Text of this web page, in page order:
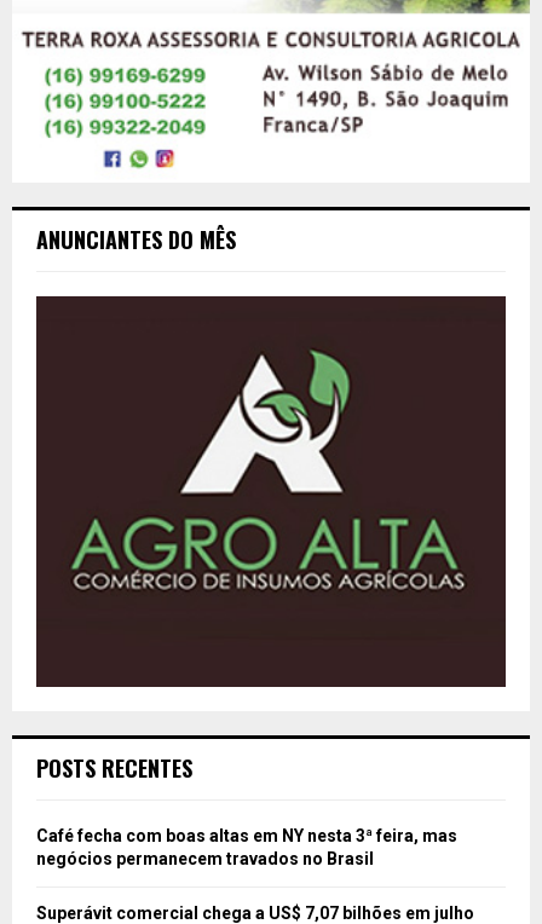
ANUNCIANTES DO MÊS
POSTS RECENTES
Café fecha com boas altas em NY nesta 3ª feira, mas
negócios permanecem travados no Brasil
Superávit comercial chega a US$ 7,07 bilhões em julho